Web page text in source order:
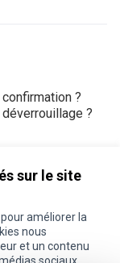
sur le site
améliorer la
nous
et un contenu
?
?